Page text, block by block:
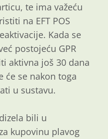
te ima važeću
na EFT POS
Kada se
postojeću GPR
aktivna još 30 dana
će se nakon toga
u sustavu.
bili u
kupovinu plavog